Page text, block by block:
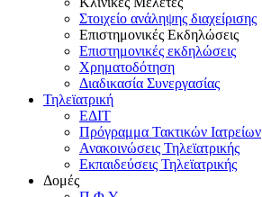
Στοιχείο ανάληψης διαχείρισης
Επιστημονικές Εκδηλώσεις
Επιστημονικές εκδηλώσεις
Χρηματοδότηση
Διαδικασία Συνεργασίας
Τηλεϊατρική
ΕΔΙΤ
Πρόγραμμα Τακτικών Ιατρείων
Ανακοινώσεις Τηλεϊατρικής
Εκπαιδεύσεις Τηλεϊατρικής
Δομές